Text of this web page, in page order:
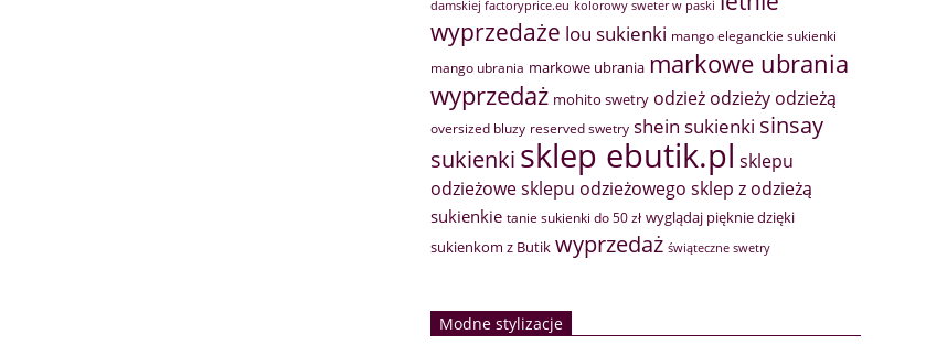
damskiej factoryprice.eu kolorowy sweter w paski
wyprzedaże lou sukienki mango eleganckie sukienki
mango ubrania markowe ubrania markowe ubrania
wyprzedaż mohito swetry odzież odzieży odzieżą
oversized bluzy reserved swetry shein sukienki sinsay
sukienki sklep ebutik.pl sklepu
odzieżowesklepu odzieżowego sklep z odzieżą
sukienkie tanie sukienki do 50 zł wyglądaj pięknie dzięki
sukienkom z Butik wyprzedaż świąteczne swetry
Modne stylizacje